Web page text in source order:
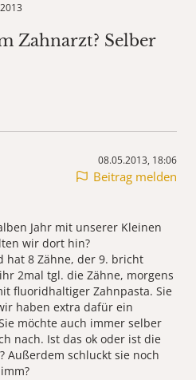
Zahnarzt? Selber
08.05.2013, 18:06
Beitrag melden
Jahr mit unserer Kleinen
wir dort hin?
hat 8 Zähne, der 9. bricht
2mal tgl. die Zähne, morgens
fluoridhaltiger Zahnpasta. Sie
haben extra dafür ein
möchte auch immer selber
nach. Ist das ok oder ist die
Außerdem schluckt sie noch